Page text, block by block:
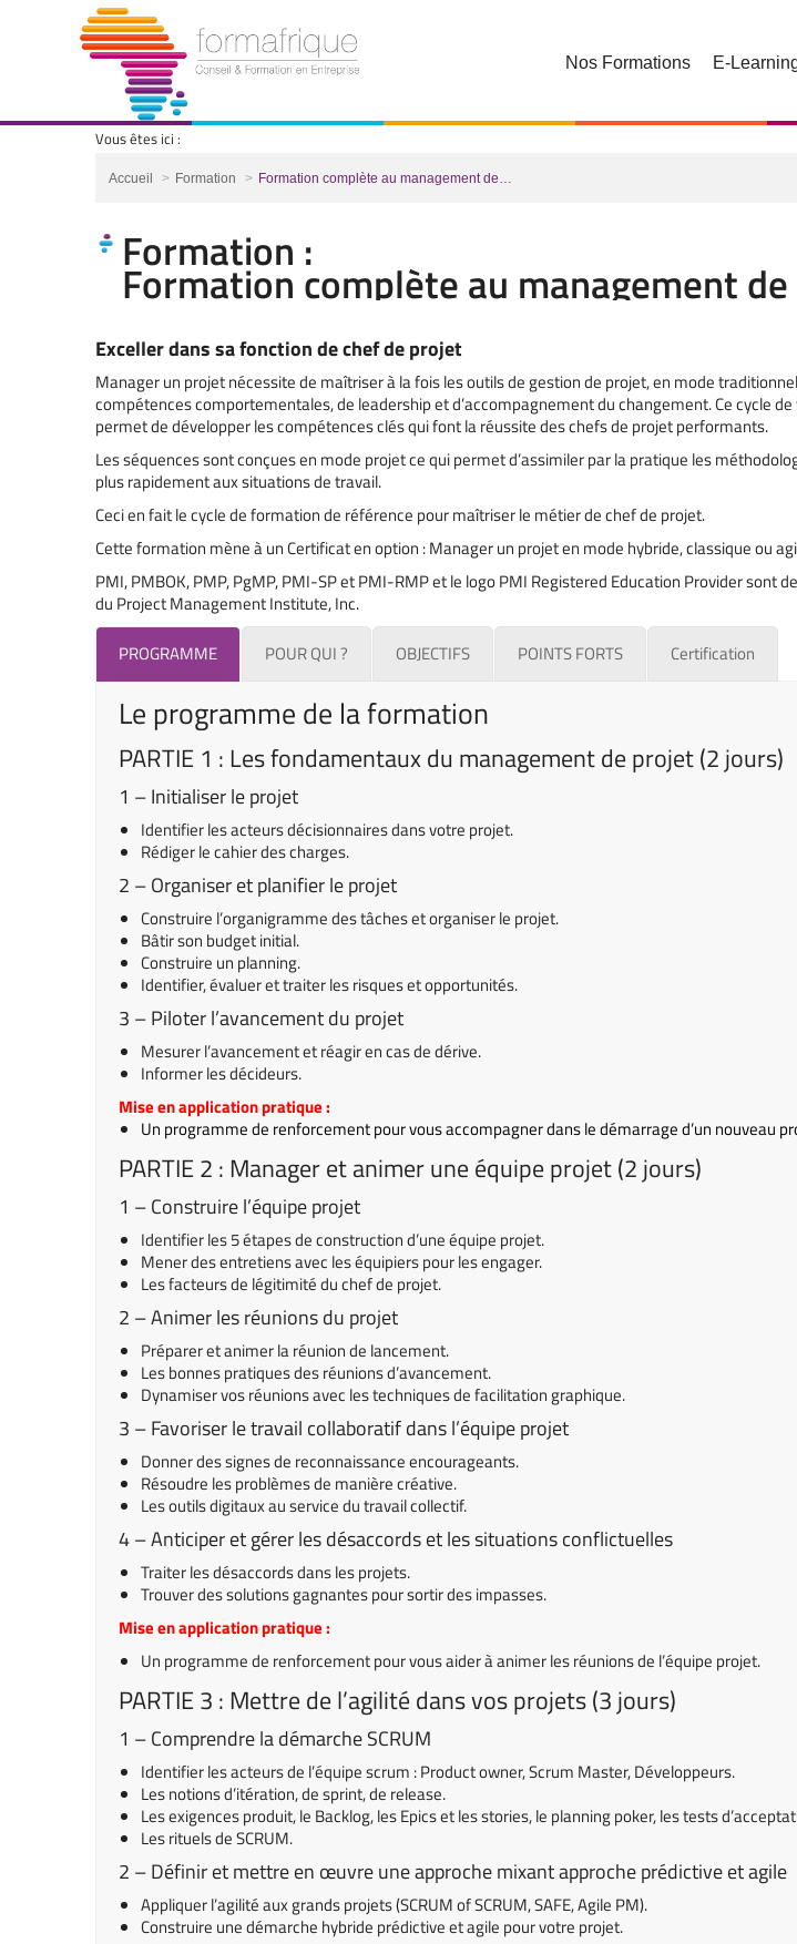
Nos Formations
E-
Vous êtes ici :
Vous êtes ici :
Accueil Formation Formation complète au management de…
Formation :
Formation complète au management
Exceller dans sa fonction de chef de projet
Manager un projet nécessite de maîtriser à la fois les outils de gestion de projet, en mode
compétences comportementales, de leadership et d’accompagnement du changement. Ce cycle
permet de développer les compétences clés qui font la réussite des chefs de projet performants.
Les séquences sont conçues en mode projet ce qui permet d’assimiler par la pratique les
plus rapidement aux situations de travail.
Ceci en fait le cycle de formation de référence pour maîtriser le métier de chef de projet.
Cette formation mène à un Certificat en option : Manager un projet en mode hybride, classique ou
PMI, PMBOK, PMP, PgMP, PMI-SP et PMI-RMP et le logo PMI Registered Education Provider sont
du Project Management Institute, Inc.
PROGRAMME
POUR QUI ? OBJECTIFS POINTS FORTS Certification
Le programme de la formation
PARTIE 1 : Les fondamentaux du management de projet (2 jours)
1 – Initialiser le projet
Identifier les acteurs décisionnaires dans votre projet.
Rédiger le cahier des charges.
2 – Organiser et planifier le projet
Construire l’organigramme des tâches et organiser le projet.
Bâtir son budget initial.
Construire un planning.
Identifier, évaluer et traiter les risques et opportunités.
3 – Piloter l’avancement du projet
Mesurer l’avancement et réagir en cas de dérive.
Informer les décideurs.
Mise en application pratique :
Un programme de renforcement pour vous accompagner dans le démarrage d’un nouveau
PARTIE 2 : Manager et animer une équipe projet (2 jours)
1 – Construire l’équipe projet
Identifier les 5 étapes de construction d’une équipe projet.
Mener des entretiens avec les équipiers pour les engager.
Les facteurs de légitimité du chef de projet.
2 – Animer les réunions du projet
Préparer et animer la réunion de lancement.
Les bonnes pratiques des réunions d’avancement.
Dynamiser vos réunions avec les techniques de facilitation graphique.
3 – Favoriser le travail collaboratif dans l’équipe projet
Donner des signes de reconnaissance encourageants.
Résoudre les problèmes de manière créative.
Les outils digitaux au service du travail collectif.
4 – Anticiper et gérer les désaccords et les situations conflictuelles
Traiter les désaccords dans les projets.
Trouver des solutions gagnantes pour sortir des impasses.
Mise en application pratique :
Un programme de renforcement pour vous aider à animer les réunions de l’équipe projet.
PARTIE 3 : Mettre de l’agilité dans vos projets (3 jours)
1 – Comprendre la démarche SCRUM
Identifier les acteurs de l’équipe scrum : Product owner, Scrum Master, Développeurs.
Les notions d’itération, de sprint, de release.
Les exigences produit, le Backlog, les Epics et les stories, le planning poker, les tests
Les rituels de SCRUM.
2 – Définir et mettre en œuvre une approche mixant approche prédictive et agile
Appliquer l’agilité aux grands projets (SCRUM of SCRUM, SAFE, Agile PM).
Construire une démarche hybride prédictive et agile pour votre projet.